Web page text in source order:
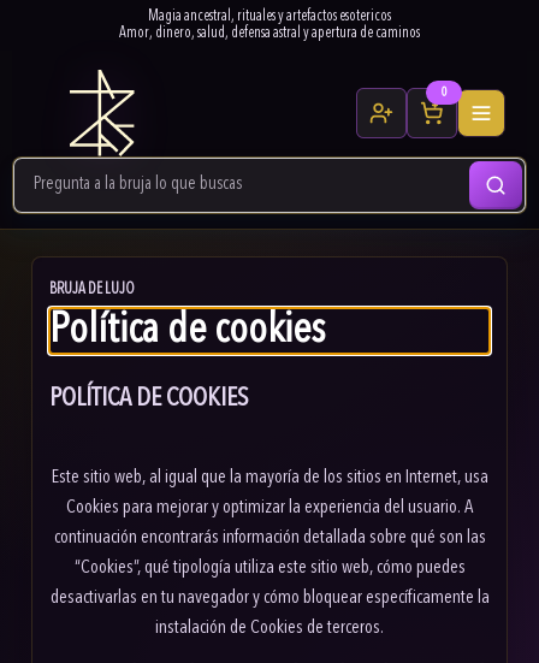
Magia ancestral, rituales y artefactos esotericos
Amor, dinero, salud, defensa astral y apertura de caminos
0
BRUJA DE LUJO
Política de cookies
POLÍTICA DE COOKIES
Este sitio web, al igual que la mayoría de los sitios en Internet, usa
Cookies para mejorar y optimizar la experiencia del usuario. A
continuación encontrarás información detallada sobre qué son las
“Cookies”, qué tipología utiliza este sitio web, cómo puedes
desactivarlas en tu navegador y cómo bloquear específicamente la
instalación de Cookies de terceros.